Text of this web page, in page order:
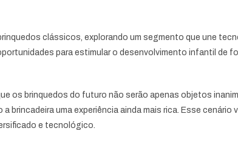
clássicos, explorando um segmento que une
para estimular o desenvolvimento infantil de
os brinquedos do futuro não serão apenas objetos
uma experiência ainda mais rica. Esse cenário
e tecnológico.